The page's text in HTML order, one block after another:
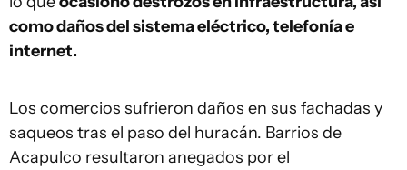
como daños del sistema eléctrico, telefonía e
internet.
Los comercios sufrieron daños en sus fachadas y
saqueos tras el paso del huracán. Barrios de
Acapulco resultaron anegados por el